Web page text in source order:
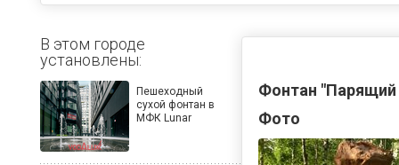
Фонтан "Парящий
Фото
В этом городе
установлены:
Пешеходный
сухой фонтан в
МФК Lunar